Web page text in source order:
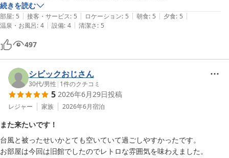
温泉を出てビールを飲みながら、三味線の演奏でゆったりとした時間に
またまた癒されました。
明るく親切なスタッフの方が多く、また癒されに行きたいと思える宿で
す。
続きを読む
部屋: 5 | 接客・サービス: 5 | ロケーション: 5 | 朝食: 5 | 夕食: 5 |
温泉・お風呂: 4 | 設備: 4 | 清潔さ: 5
497
シビックおじさん
30代/男性 | 1件のクチコミ
5 2026年6月29日投稿
レジャー 家族 2026年6月宿泊
また来たいです！
台風と被ったせいかとても空いていて過ごしやすかったです。
お部屋は今回は旧館でしたのでレトロな雰囲気を味わえました。